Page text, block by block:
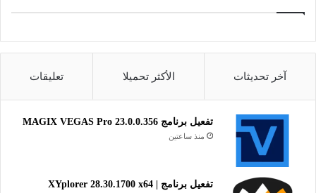
آخر تحديثات الأكثر تحميلا تعليقات
تفعيل برنامج MAGIX VEGAS Pro 23.0.0.356
منذ ساعتين
تفعيل برنامج XYplorer 28.30.1700 x64 |